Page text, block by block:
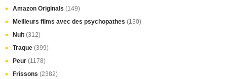
Amazon Originals (149)
Meilleurs films avec des psychopathes (130)
Nuit (312)
Traque (399)
Peur (1178)
Frissons (2382)